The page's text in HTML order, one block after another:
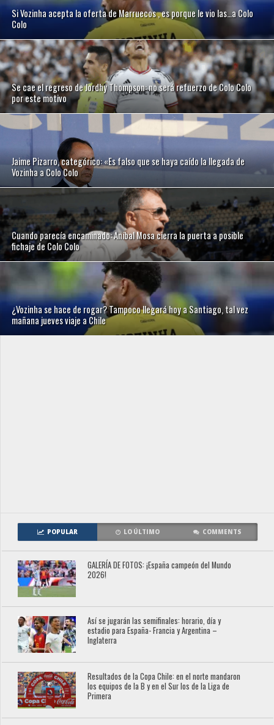
Si Vozinha acepta la oferta de Marruecos , es porque le vio las…a Colo
Colo
Se cae el regreso de Jordhy Thompson: no será refuerzo de Colo Colo
por este motivo
Jaime Pizarro, categórico: «Es falso que se haya caído la llegada de
Vozinha a Colo Colo
Cuando parecía encaminado: Aníbal Mosa cierra la puerta a posible
fichaje de Colo Colo
¿Vozinha se hace de rogar? Tampoco llegará hoy a Santiago, tal vez
mañana jueves viaje a Chile
POPULAR LO ÚLTIMO COMMENTS
GALERÍA DE FOTOS: ¡España campeón del Mundo
2026!
Así se jugarán las semifinales: horario, día y
estadio para España- Francia y Argentina –
Inglaterra
Resultados de la Copa Chile: en el norte mandaron
los equipos de la B y en el Sur los de la Liga de
Primera